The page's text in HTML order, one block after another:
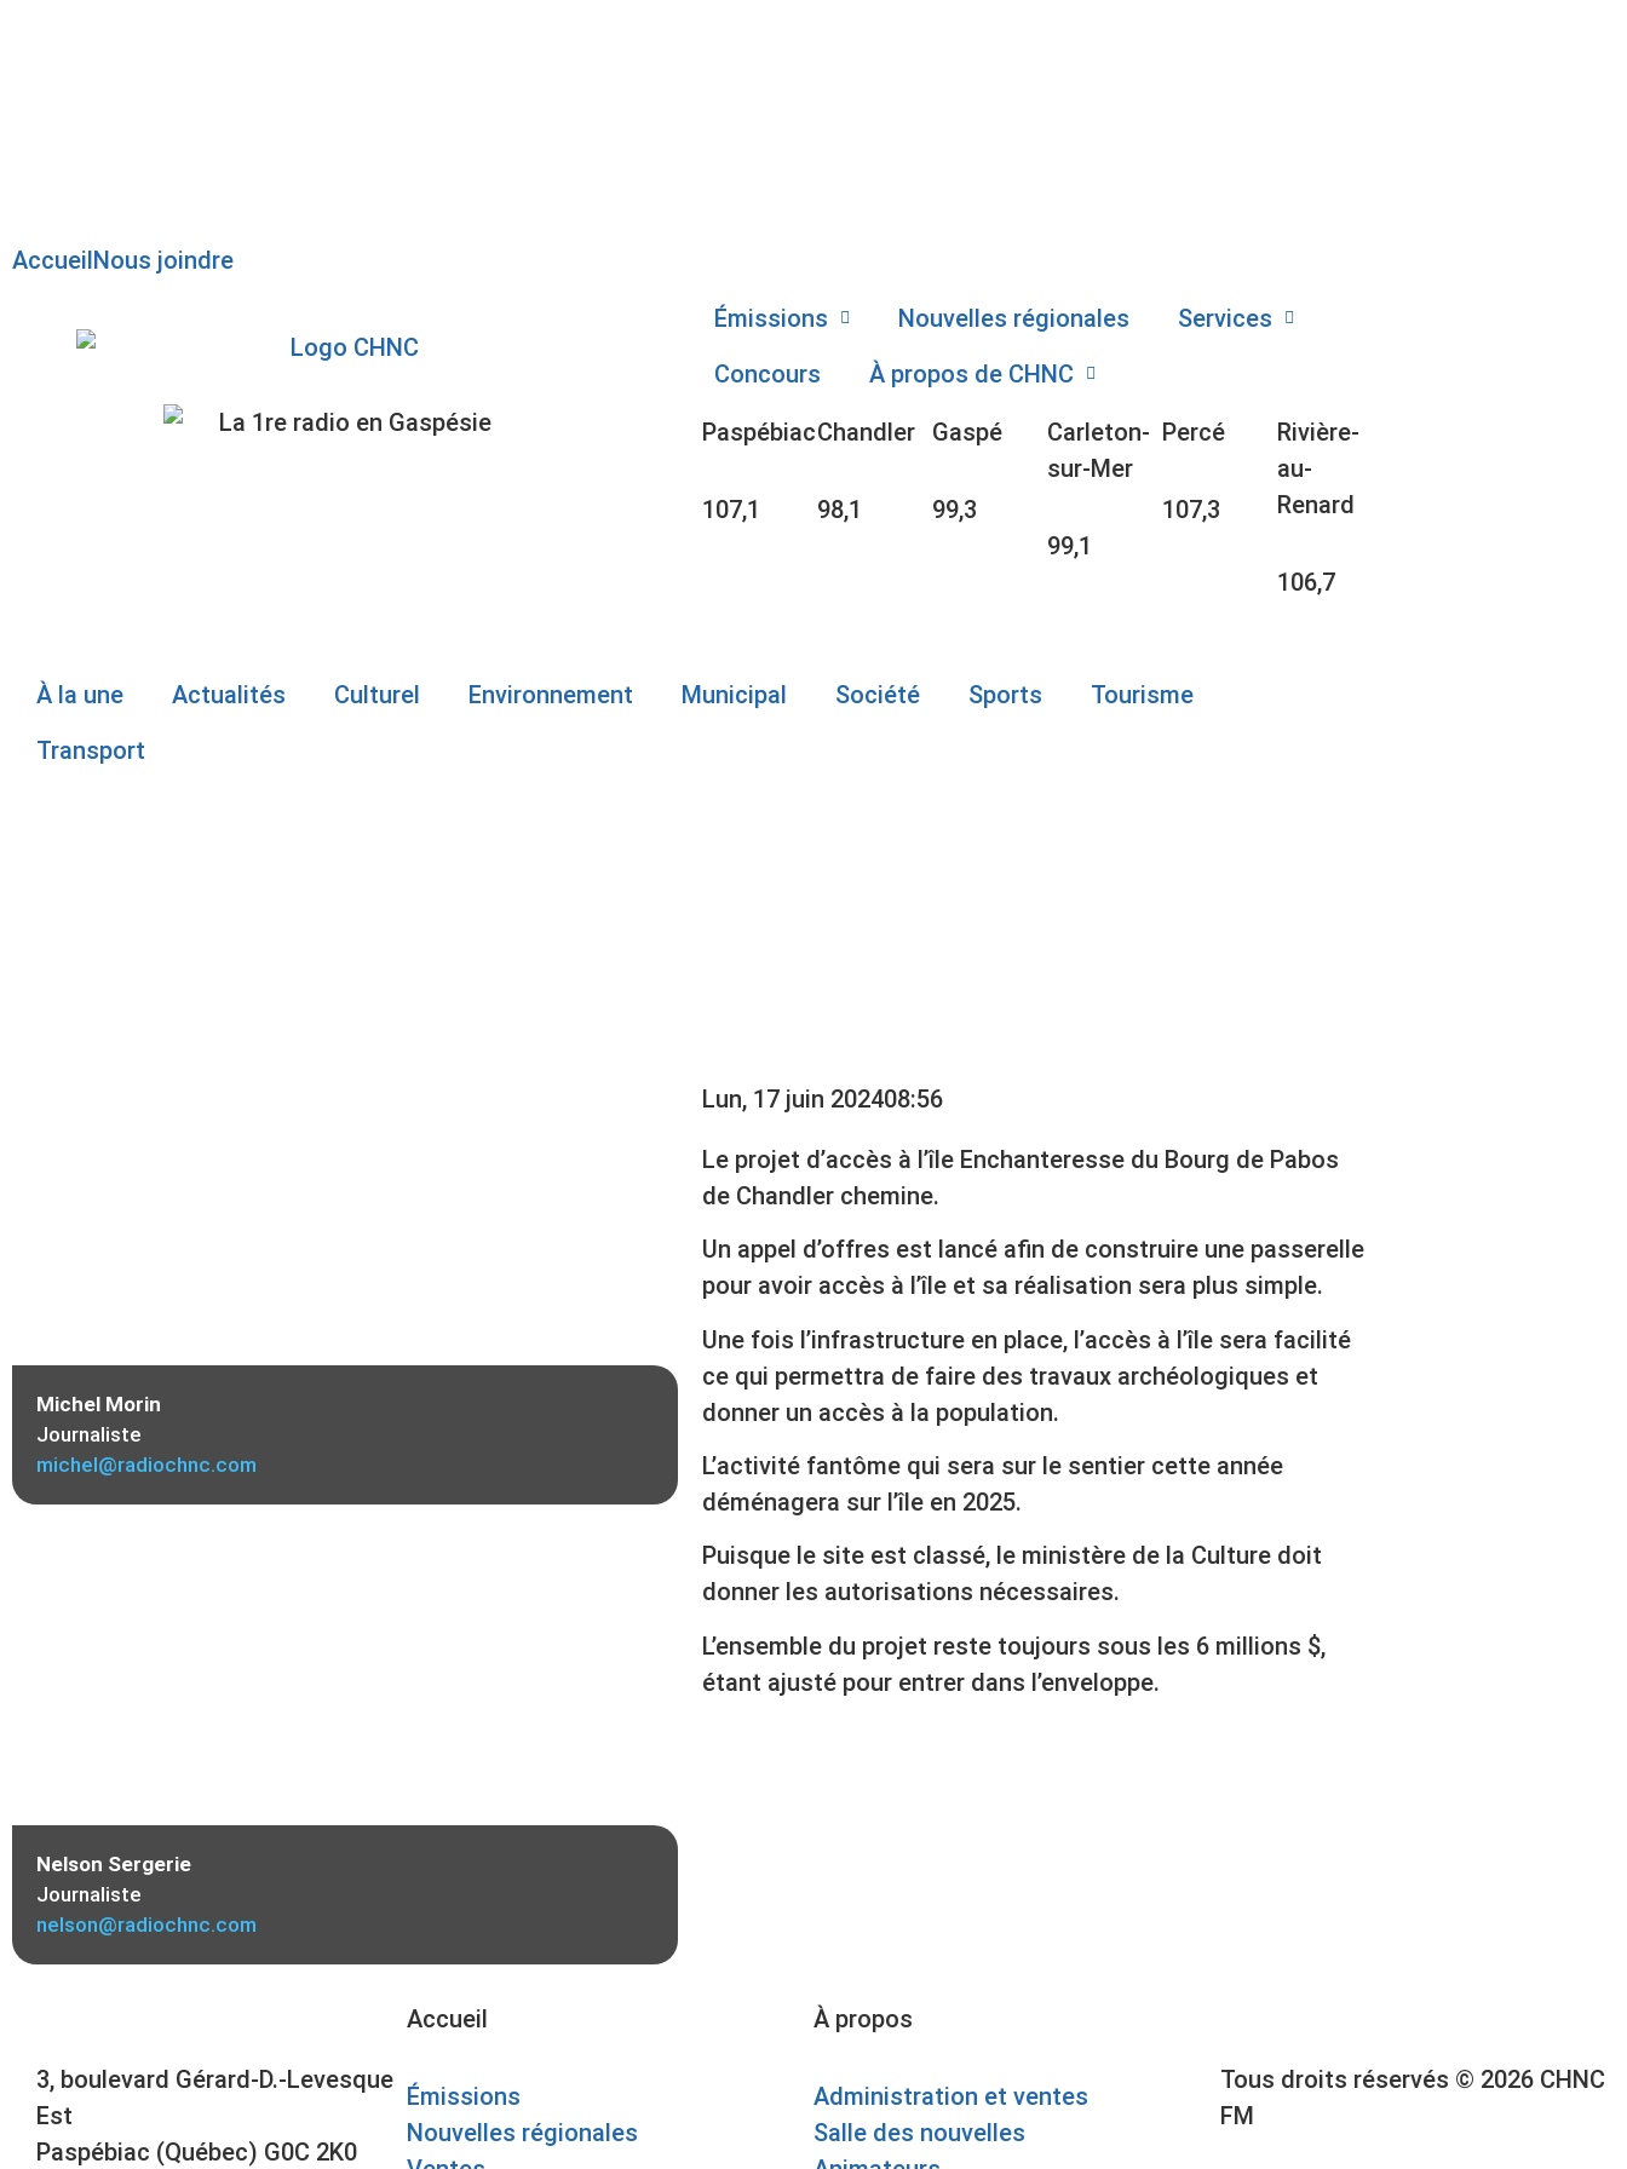
AccueilNous joindre
Émissions
Nouvelles régionales
Services
Concours
À propos de CHNC
Paspébiac
107,1
Chandler
98,1
Gaspé
99,3
Carleton-
sur-Mer
99,1
Percé
107,3
Rivière-
au-
Renard
106,7
À la une Actualités Culturel Environnement Municipal Société Sports
Tourisme
Transport
Michel Morin
Journaliste
michel@radiochnc.com
Nelson Sergerie
Journaliste
nelson@radiochnc.com
Lun, 17 juin 202408:56
Le projet d’accès à l’île Enchanteresse du Bourg de Pabos
de Chandler chemine.
Un appel d’offres est lancé afin de construire une passerelle
pour avoir accès à l’île et sa réalisation sera plus simple.
Une fois l’infrastructure en place, l’accès à l’île sera facilité
ce qui permettra de faire des travaux archéologiques et
donner un accès à la population.
L’activité fantôme qui sera sur le sentier cette année
déménagera sur l’île en 2025.
Puisque le site est classé, le ministère de la Culture doit
donner les autorisations nécessaires.
L’ensemble du projet reste toujours sous les 6 millions $,
étant ajusté pour entrer dans l’enveloppe.
3, boulevard Gérard-D.-Levesque
Est
Paspébiac (Québec) G0C 2K0
Accueil
Émissions
Nouvelles régionales
À propos
Administration et ventes
Salle des nouvelles
Tous droits réservés © 2026 CHNC
FM